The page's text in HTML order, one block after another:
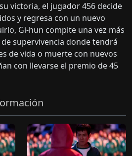
victoria, el jugador 456 decide
y regresa con un nuevo
Gi-hun compite una vez más
supervivencia donde tendrá
de vida o muerte con nuevos
con llevarse el premio de 45